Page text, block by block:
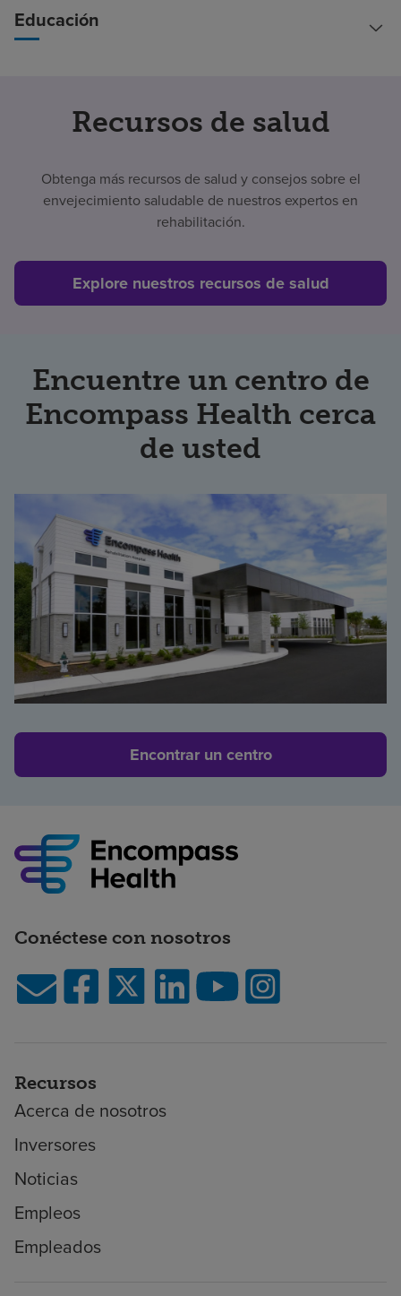
Educación
Recursos de salud
Obtenga más recursos de salud y consejos sobre el
envejecimiento saludable de nuestros expertos en
rehabilitación.
Explore nuestros recursos de salud
Encuentre un centro de
Encompass Health cerca
de usted
Encontrar un centro
Conéctese con nosotros
Recursos
Acerca de nosotros
Inversores
Noticias
Empleos
Empleados